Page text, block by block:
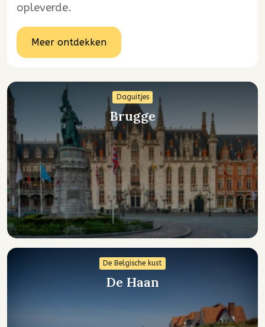
opleverde.
Meer ontdekken
Daguitjes
Brugge
De Belgische kust
De Haan